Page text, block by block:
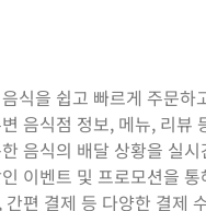
식을 쉽고 빠르게 주문하
음식점 정보, 메뉴, 리뷰
음식의 배달 상황을 실
이벤트 및 프로모션을
간편 결제 등 다양한 결제